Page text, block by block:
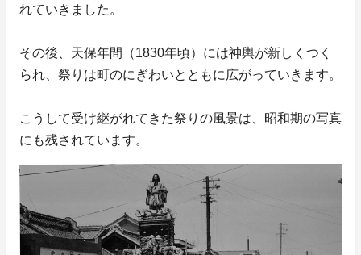
れていきました。
その後、天保年間（1830年頃）には神輿が新しくつく
られ、祭りは町のにぎわいとともに広がっていきます。
こうして受け継がれてきた祭りの風景は、昭和期の写真
にも残されています。